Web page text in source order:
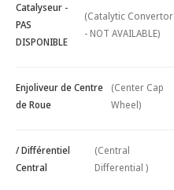
Catalyseur -
PAS
DISPONIBLE
(Catalytic Convertor
- NOT AVAILABLE)
Enjoliveur de Centre
de Roue
(Center Cap
Wheel)
/ Différentiel
Central
(Central
Differential )